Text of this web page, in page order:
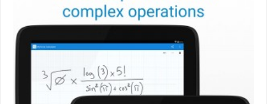
Calculator
آلة
حاسبة
تدعم